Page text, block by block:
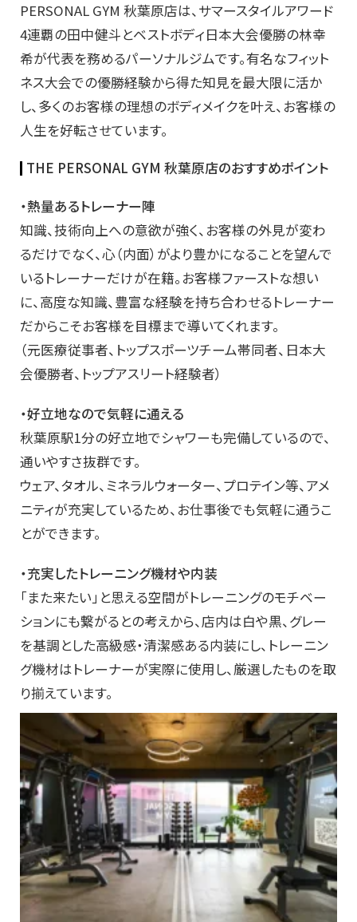
PERSONAL GYM 秋葉原店は、サマースタイルアワード
4連覇の田中健斗とベストボディ日本大会優勝の林幸
希が代表を務めるパーソナルジムです。有名なフィット
ネス大会での優勝経験から得た知見を最大限に活か
し、多くのお客様の理想のボディメイクを叶え、お客様の
人生を好転させています。
THE PERSONAL GYM 秋葉原店のおすすめポイント
・熱量あるトレーナー陣
知識、技術向上への意欲が強く、お客様の外見が変わ
るだけでなく、心（内面）がより豊かになることを望んで
いるトレーナーだけが在籍。お客様ファーストな想い
に、高度な知識、豊富な経験を持ち合わせるトレーナー
だからこそお客様を目標まで導いてくれます。
（元医療従事者、トップスポーツチーム帯同者、日本大
会優勝者、トップアスリート経験者）
・好立地なので気軽に通える
秋葉原駅1分の好立地でシャワーも完備しているので、
通いやすさ抜群です。
ウェア、タオル、ミネラルウォーター、プロテイン等、アメ
ニティが充実しているため、お仕事後でも気軽に通うこ
とができます。
・充実したトレーニング機材や内装
「また来たい」と思える空間がトレーニングのモチベー
ションにも繋がるとの考えから、店内は白や黒、グレー
を基調とした高級感・清潔感ある内装にし、トレーニン
グ機材はトレーナーが実際に使用し、厳選したものを取
り揃えています。